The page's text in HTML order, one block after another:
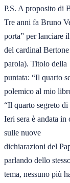
P.S. A proposito di
Tre anni fa Bruno
porta” per lanciare
del cardinal
parola). Titolo della
puntata: “Il quarto
polemico al mio
“Il quarto segreto di
Ieri sera è andata in
sulle nuove
dichiarazioni del
parlando dello
tema, nessuno più